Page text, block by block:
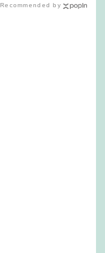
Recommended by